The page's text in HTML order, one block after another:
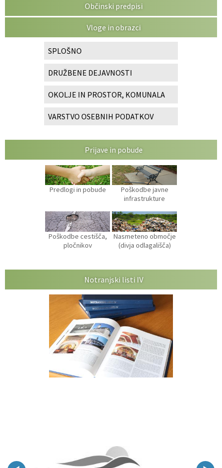
Občinski predpisi
Vloge in obrazci
SPLOŠNO
DRUŽBENE DEJAVNOSTI
OKOLJE IN PROSTOR, KOMUNALA
VARSTVO OSEBNIH PODATKOV
Prijave in pobude
Predlogi in pobude
Poškodbe javne
infrastrukture
Poškodbe cestišča,
pločnikov
Nasmeteno območje
(divja odlagališča)
Notranjski listi IV